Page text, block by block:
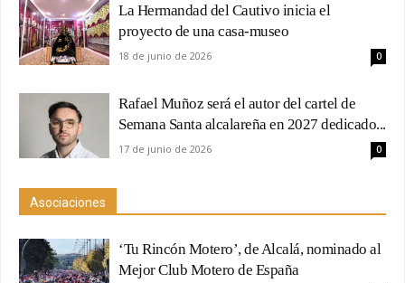
La Hermandad del Cautivo inicia el
proyecto de una casa-museo
18 de junio de 2026 0
Rafael Muñoz será el autor del cartel de
Semana Santa alcalareña en 2027 dedicado...
17 de junio de 2026 0
Asociaciones
‘Tu Rincón Motero’, de Alcalá, nominado al
Mejor Club Motero de España